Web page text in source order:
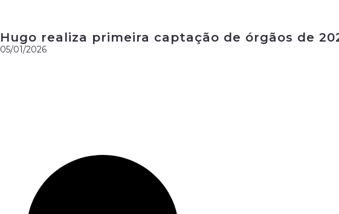
Hugo realiza primeira captação de órgãos de
05/01/2026